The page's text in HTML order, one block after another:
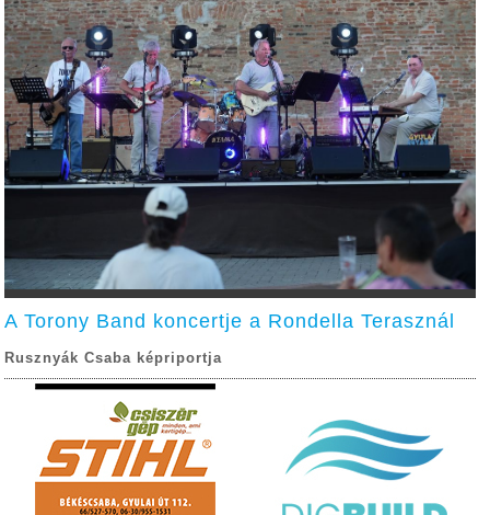
A Torony Band koncertje a Rondella Terasznál
Rusznyák Csaba képriportja